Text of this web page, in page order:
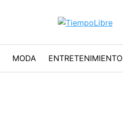
MODA ENTRETENIMIENTO